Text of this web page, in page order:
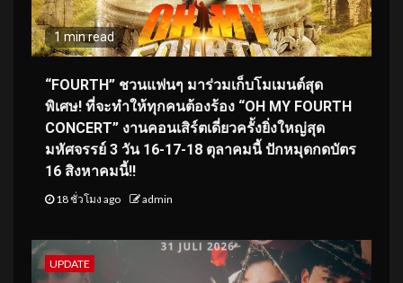
1 min read
“FOURTH” ชวนแฟนๆ มาร่วมเก็บโมเมนต์สุด
พิเศษ! ที่จะทำให้ทุกคนต้องร้อง “OH MY FOURTH
CONCERT” งานคอนเสิร์ตเดี่ยวครั้งยิ่งใหญ่สุด
มหัศจรรย์ 3 วัน 16-17-18 ตุลาคมนี้ ปักหมุดกดบัตร
16 สิงหาคมนี้!!
18 ชั่วโมง ago admin
UPDATE